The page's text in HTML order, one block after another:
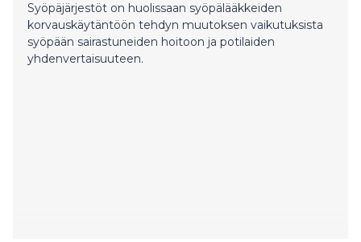
Syöpäjärjestöt on huolissaan syöpälääkkeiden
korvauskäytäntöön tehdyn muutoksen vaikutuksista
syöpään sairastuneiden hoitoon ja potilaiden
yhdenvertaisuuteen.